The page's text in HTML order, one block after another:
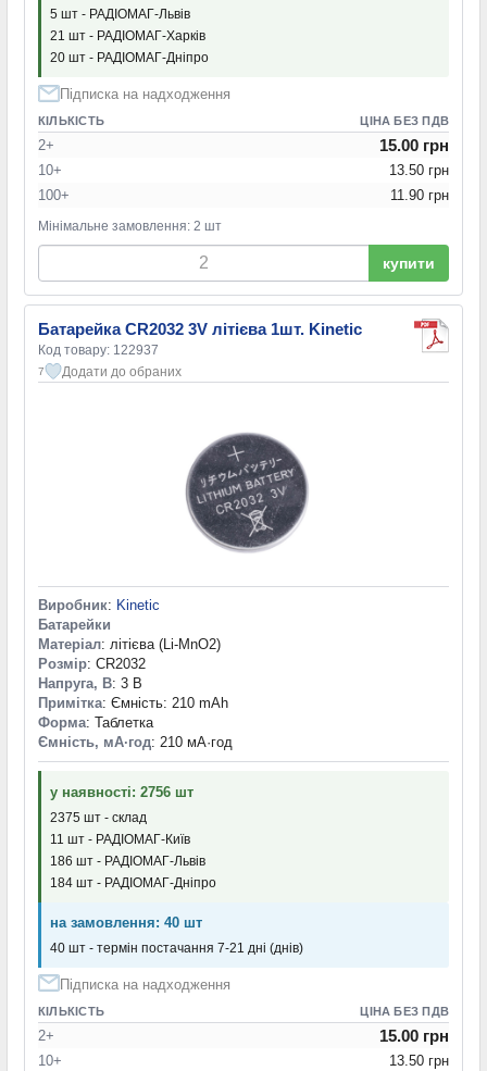
5 шт - РАДІОМАГ-Львів
21 шт - РАДІОМАГ-Харків
20 шт - РАДІОМАГ-Дніпро
Підписка на надходження
КІЛЬКІСТЬ ЦІНА БЕЗ ПДВ
2+ 15.00 грн
10+
13.50 грн
100+
11.90 грн
Мінімальне замовлення: 2 шт
купити
Батарейка CR2032 3V літієва 1шт. Kinetic
Код товару: 122937
7 Додати до обраних
Виробник: Kinetic
Батарейки
Матеріал: літієва (Li-MnO2)
Розмір: CR2032
Напруга, В: 3 В
Примітка: Ємність: 210 mAh
Форма: Таблетка
Ємність, мА·год: 210 мА·год
у наявності: 2756 шт
2375 шт - склад
11 шт - РАДІОМАГ-Київ
186 шт - РАДІОМАГ-Львів
184 шт - РАДІОМАГ-Дніпро
на замовлення: 40 шт
40 шт - термін постачання 7-21 дні (днів)
Підписка на надходження
КІЛЬКІСТЬ ЦІНА БЕЗ ПДВ
2+ 15.00 грн
10+
13.50 грн